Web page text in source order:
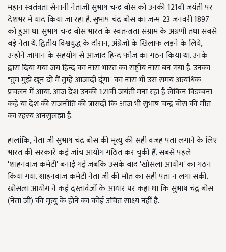
महान स्‍वतंत्रता सेनानी नेताजी सुभाष चन्द्र बोस को उनकी 121वीं जयंती पर
देशभर में याद किया जा रहा है. सुभाष चंद्र बोस का जन्म 23 जनवरी 1897
को हुआ था. सुभाष चन्द्र बोस भारत के स्वतन्त्रता संग्राम के अग्रणी तथा सबसे
बड़े नेता थे. द्वितीय विश्वयुद्ध के दौरान, अंग्रेज़ों के खिलाफ लड़ने के लिये,
उन्होंने जापान के सहयोग से आज़ाद हिन्द फौज का गठन किया था. उनके
द्वारा दिया गया जय हिन्द का नारा भारत का राष्ट्रीय नारा बन गया है. उनका
"तुम मुझे खून दो मैं तुम्हे आजादी दूंगा" का नारा भी उस समय अत्यधिक
प्रचलन में आया. आज देश उनकी 121वीं जयंती मना रहा है लेकिन विडम्बना
कहें या देश की राजनीति की त्रासदी कि आज भी सुभाष चन्द्र बोस की मौत
का रहस्य अनसुलझा है.
हालांकि, नेता जी सुभाष चंद्र बोस की मृत्यु की सही वजह पता लगाने के लिए
भारत की सरकारें कई जांच आयोग गठित कर चुकी हैं. सबसे पहले
'शाहनवाज कमेटी' बनाई गई जबकि उसके बाद 'खोसला आयोग' का गठन
किया गया. शाहनवाज कमेटी नेता जी की मौत का सही पता न लगा सकी.
खोसला आयोग ने कई दस्तावेजों के आधार पर कहा था कि सुभाष चंद्र बोस
(नेता जी) की मृत्यु के होने का कोई उचित साक्ष्य नहीं है.